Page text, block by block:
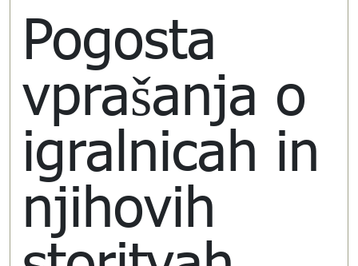
Pogosta
vprašanja o
igralnicah in
njihovih